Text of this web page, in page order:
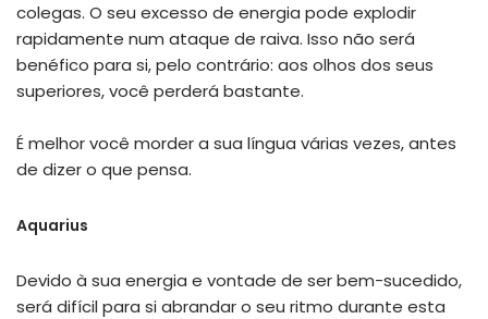
colegas. O seu excesso de energia pode explodir
rapidamente num ataque de raiva. Isso não será
benéfico para si, pelo contrário: aos olhos dos seus
superiores, você perderá bastante.
É melhor você morder a sua língua várias vezes, antes
de dizer o que pensa.
Aquarius
Devido à sua energia e vontade de ser bem-sucedido,
será difícil para si abrandar o seu ritmo durante esta